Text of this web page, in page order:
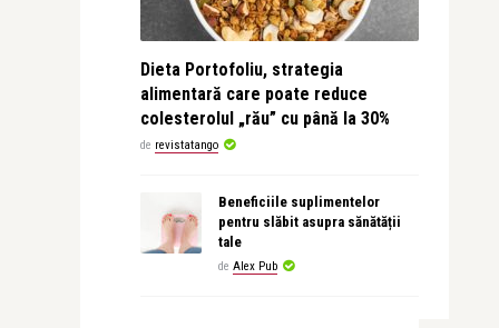
Dieta Portofoliu, strategia
alimentară care poate reduce
colesterolul „rău” cu până la 30%
de revistatango
Beneficiile suplimentelor
pentru slăbit asupra sănătății
tale
de Alex Pub